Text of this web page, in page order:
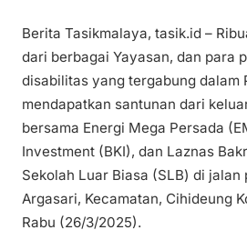
Berita Tasikmalaya, tasik.id –
dari berbagai Yayasan, dan para
disabilitas yang tergabung dalam
mendapatkan santunan dari
bersama Energi Mega Persada
Investment (BKI), dan Laznas
Sekolah Luar Biasa (SLB) di jalan
Argasari, Kecamatan, Cihideung
Rabu (26/3/2025).